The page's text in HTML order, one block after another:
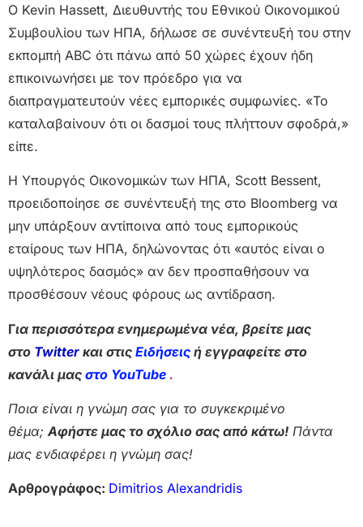
Ο Kevin Hassett, Διευθυντής του Εθνικού Οικονομικού
Συμβουλίου των ΗΠΑ, δήλωσε σε συνέντευξή του στην
εκπομπή ABC ότι πάνω από 50 χώρες έχουν ήδη
επικοινωνήσει με τον πρόεδρο για να
διαπραγματευτούν νέες εμπορικές συμφωνίες. «Το
καταλαβαίνουν ότι οι δασμοί τους πλήττουν σφοδρά,»
είπε.
Η Υπουργός Οικονομικών των ΗΠΑ, Scott Bessent,
προειδοποίησε σε συνέντευξή της στο Bloomberg να
μην υπάρξουν αντίποινα από τους εμπορικούς
εταίρους των ΗΠΑ, δηλώνοντας ότι «αυτός είναι ο
υψηλότερος δασμός» αν δεν προσπαθήσουν να
προσθέσουν νέους φόρους ως αντίδραση.
Για περισσότερα ενημερωμένα νέα, βρείτε μας
στο Twitter και στις Ειδήσεις ή εγγραφείτε στο
κανάλι μας στο YouTube .
Ποια είναι η γνώμη σας για το συγκεκριμένο
θέμα; Αφήστε μας το σχόλιο σας από κάτω! Πάντα
μας ενδιαφέρει η γνώμη σας!
Αρθρογράφος: Dimitrios Alexandridis